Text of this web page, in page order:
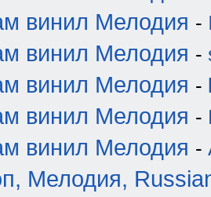
винил Мелодия -
винил Мелодия -
винил Мелодия -
винил Мелодия -
винил Мелодия -
Мелодия,